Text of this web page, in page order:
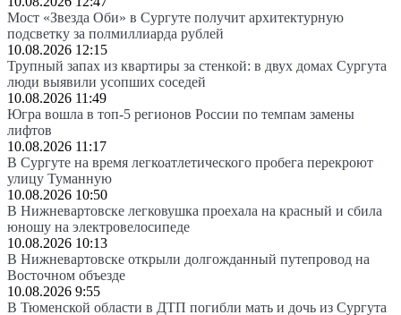
Мост «Звезда Оби» в Сургуте получит архитектурную
подсветку за полмиллиарда рублей
10.08.2026 12:15
Трупный запах из квартиры за стенкой: в двух домах Сургута
люди выявили усопших соседей
10.08.2026 11:49
Югра вошла в топ-5 регионов России по темпам замены
лифтов
10.08.2026 11:17
В Сургуте на время легкоатлетического пробега перекроют
улицу Туманную
10.08.2026 10:50
В Нижневартовске легковушка проехала на красный и сбила
юношу на электровелосипеде
10.08.2026 10:13
В Нижневартовске открыли долгожданный путепровод на
Восточном объезде
10.08.2026 9:55
В Тюменской области в ДТП погибли мать и дочь из Сургута